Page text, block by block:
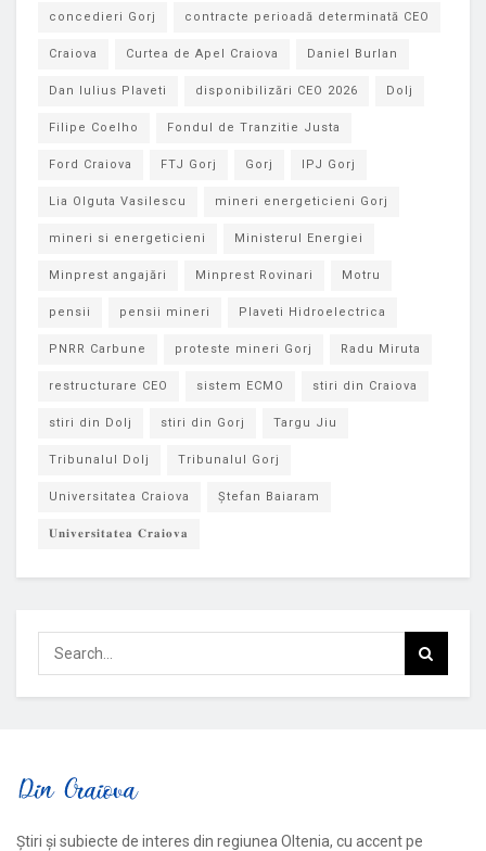
concedieri Gorj contracte perioadă determinată CEO
Craiova Curtea de Apel Craiova Daniel Burlan
Dan Iulius Plaveti disponibilizări CEO 2026 Dolj
Filipe Coelho Fondul de Tranzitie Justa
Ford Craiova FTJ Gorj Gorj IPJ Gorj
Lia Olguta Vasilescu mineri energeticieni Gorj
mineri si energeticieni Ministerul Energiei
Minprest angajări Minprest Rovinari Motru
pensii pensii mineri Plaveti Hidroelectrica
PNRR Carbune proteste mineri Gorj Radu Miruta
restructurare CEO sistem ECMO stiri din Craiova
stiri din Dolj stiri din Gorj Targu Jiu
Tribunalul Dolj Tribunalul Gorj
Universitatea Craiova Ștefan Baiaram
𝐔𝐧𝐢𝐯𝐞𝐫𝐬𝐢𝐭𝐚𝐭𝐞𝐚 𝐂𝐫𝐚𝐢𝐨𝐯𝐚
Știri și subiecte de interes din regiunea Oltenia, cu accent pe